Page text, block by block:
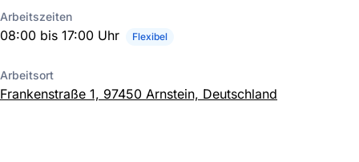
Arbeitszeiten
08:00 bis 17:00 Uhr Flexibel
Arbeitsort
Frankenstraße 1, 97450 Arnstein, Deutschland